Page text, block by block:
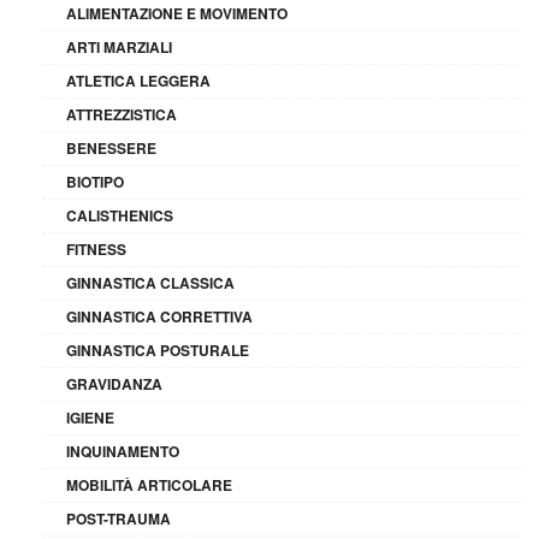
ALIMENTAZIONE E MOVIMENTO
ARTI MARZIALI
ATLETICA LEGGERA
ATTREZZISTICA
BENESSERE
BIOTIPO
CALISTHENICS
FITNESS
GINNASTICA CLASSICA
GINNASTICA CORRETTIVA
GINNASTICA POSTURALE
GRAVIDANZA
IGIENE
INQUINAMENTO
MOBILITÀ ARTICOLARE
POST-TRAUMA